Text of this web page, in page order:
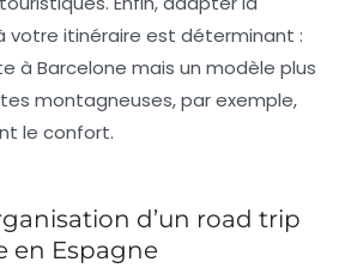
votre itinéraire est déterminant :
à Barcelone mais un modèle plus
montagneuses, par exemple,
le confort.
d’un road trip
en Espagne